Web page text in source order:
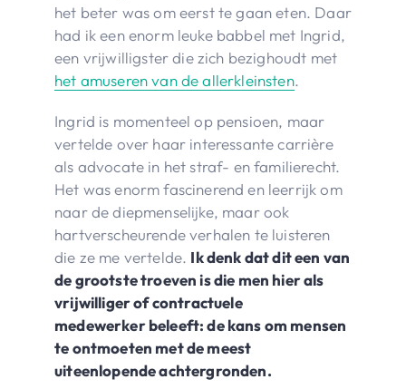
het beter was om eerst te gaan eten. Daar
had ik een enorm leuke babbel met Ingrid,
een vrijwilligster die zich bezighoudt met
het amuseren van de allerkleinsten.
Ingrid is momenteel op pensioen, maar
vertelde over haar interessante carrière
als advocate in het straf- en familierecht.
Het was enorm fascinerend en leerrijk om
naar de diepmenselijke, maar ook
hartverscheurende verhalen te luisteren
die ze me vertelde. Ik denk dat dit een van
de grootste troeven is die men hier als
vrijwilliger of contractuele
medewerker beleeft: de kans om mensen
te ontmoeten met de meest
uiteenlopende achtergronden.